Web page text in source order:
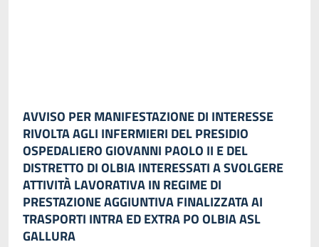
AVVISO PER MANIFESTAZIONE DI INTERESSE
RIVOLTA AGLI INFERMIERI DEL PRESIDIO
OSPEDALIERO GIOVANNI PAOLO II E DEL
DISTRETTO DI OLBIA INTERESSATI A SVOLGERE
ATTIVITÀ LAVORATIVA IN REGIME DI
PRESTAZIONE AGGIUNTIVA FINALIZZATA AI
TRASPORTI INTRA ED EXTRA PO OLBIA ASL
GALLURA